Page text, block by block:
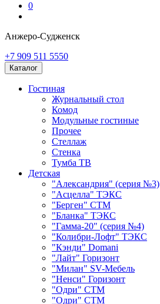
0
Анжеро-Судженск
+7 909 511 5550
Каталог
Гостиная
Журнальный стол
Комод
Модульные гостиные
Прочее
Стеллаж
Стенка
Тумба ТВ
Детская
"Александрия" (серия №3)
"Асцелла" ТЭКС
"Берген" СТМ
"Бланка" ТЭКС
"Гамма-20" (серия №4)
"Колибри-Лофт" ТЭКС
"Кэнди" Domani
"Лайт" Горизонт
"Милан" SV-Мебель
"Ненси" Горизонт
"Одри" СТМ
"Одри" СТМ